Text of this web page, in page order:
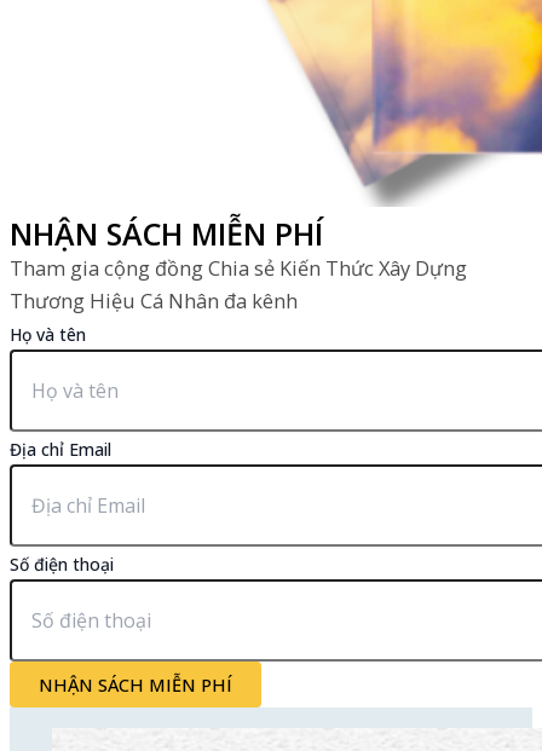
NHẬN SÁCH MIỄN PHÍ
Tham gia cộng đồng Chia sẻ Kiến Thức Xây Dựng
Thương Hiệu Cá Nhân đa kênh
Họ và tên
Địa chỉ Email
Số điện thoại
NHẬN SÁCH MIỄN PHÍ